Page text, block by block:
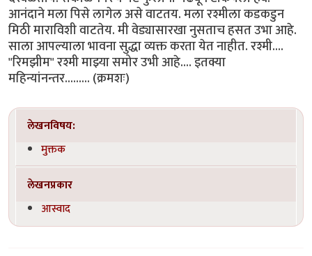
आनंदाने मला पिसे लागेल असे वाटतय. मला रश्मीला कडकडुन
मिठी माराविशी वाटतेय. मी वेड्यासारखा नुसताच हसत उभा आहे.
साला आपल्याला भावना सुद्धा व्यक्त करता येत नाहीत. रश्मी....
"रिमझीम" रश्मी माझ्या समोर उभी आहे.... इतक्या
महिन्यांनन्तर......... (क्रमशः)
लेखनविषय:
मुक्तक
लेखनप्रकार
आस्वाद